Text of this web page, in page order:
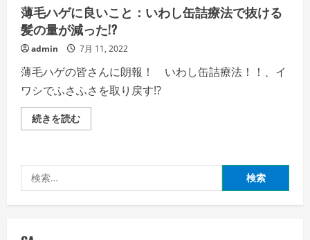
ア
ッ
プ
育
毛
効
果
の
証
拠、”チ
ャ
ッ
ア
で
た”を
薄毛ハゲに良いこと：いわし缶詰療法で抜ける
髪の量が減った!?
admin 7月 11, 2022
薄毛ハゲの皆さんに朗報！ いわし缶詰療法！！、イ
ワシでふさふさを取り戻す!?
続きを読む薄
毛
良
と：
い
索: